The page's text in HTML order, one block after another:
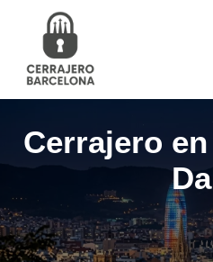
Cerrajero